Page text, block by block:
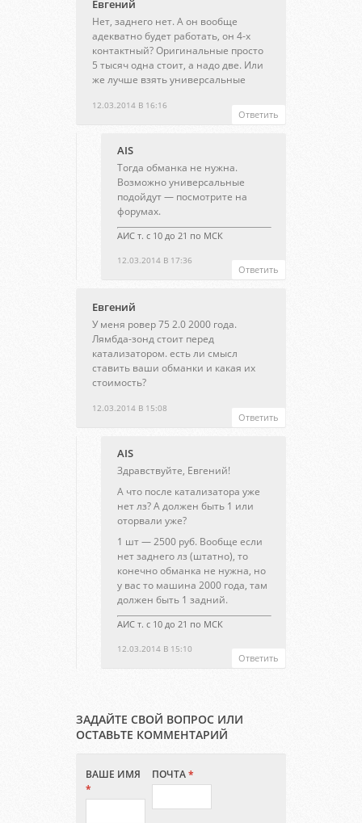
Евгений
12.03.2014 В 16:16
Нет, заднего нет. А он вообще
адекватно будет работать, он 4-х
контактный? Оригинальные просто
5 тысяч одна стоит, а надо две. Или
же лучше взять универсальные
Ответить
AIS
12.03.2014 В 17:36
Тогда обманка не нужна.
Возможно универсальные
подойдут — посмотрите на
форумах.
АИС т. с 10 до 21 по МСК
Ответить
Евгений
12.03.2014 В 15:08
У меня ровер 75 2.0 2000 года.
Лямбда-зонд стоит перед
катализатором. есть ли смысл
ставить ваши обманки и какая их
стоимость?
Ответить
AIS
12.03.2014 В 15:10
Здравствуйте, Евгений!
А что после катализатора уже
нет лз? А должен быть 1 или
оторвали уже?
1 шт — 2500 руб. Вообще если
нет заднего лз (штатно), то
конечно обманка не нужна, но
у вас то машина 2000 года, там
должен быть 1 задний.
АИС т. с 10 до 21 по МСК
Ответить
ЗАДАЙТЕ СВОЙ ВОПРОС ИЛИ
ОСТАВЬТЕ КОММЕНТАРИЙ
ВАШЕ ИМЯ
*
ПОЧТА*